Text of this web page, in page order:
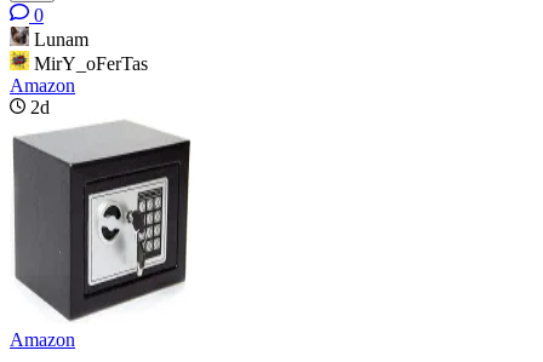
0
Lunam
MirY_oFerTas
Amazon
2d
Amazon